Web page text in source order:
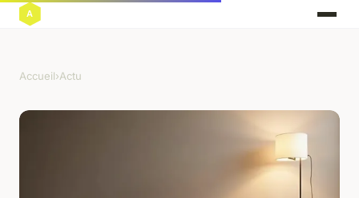
Accueil›Actu